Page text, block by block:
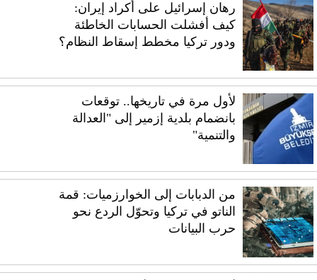
رهان إسرائيل على أكراد إيران:
كيف أفشلت الحسابات الخاطئة
ودور تركيا مخطط إسقاط النظام؟
لأول مرة في تاريخها.. توقعات
بانضمام بلدية إزمير إلى "العدالة
والتنمية"
من الدبابات إلى الخوارزميات: قمة
الناتو في تركيا وتحوّل الردع نحو
حرب البيانات